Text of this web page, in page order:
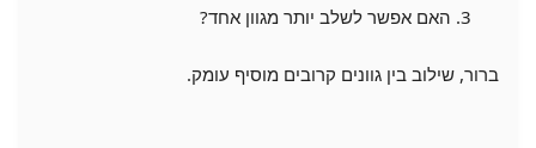
האם אפשר לשלב יותר מגוון אחד?
ברור, שילוב בין גוונים קרובים מוסיף עומק.